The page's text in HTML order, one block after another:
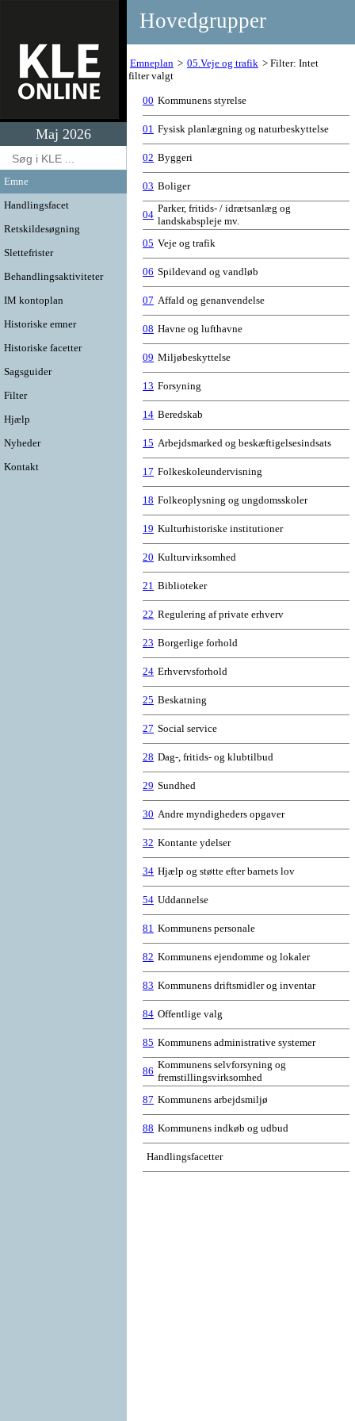
Maj 2026
Emne
Handlingsfacet
Retskildesøgning
Slettefrister
Behandlingsaktiviteter
IM kontoplan
Historiske emner
Historiske facetter
Sagsguider
Filter
Hjælp
Nyheder
Kontakt
Hovedgrupper
Emneplan 05.Veje og trafik
Filter: Intet
filter valgt
00 Kommunens styrelse
01 Fysisk planlægning og naturbeskyttelse
02 Byggeri
03 Boliger
04
Parker, fritids- / idrætsanlæg og
landskabspleje mv.
05 Veje og trafik
06 Spildevand og vandløb
07 Affald og genanvendelse
08 Havne og lufthavne
09 Miljøbeskyttelse
13 Forsyning
14 Beredskab
15 Arbejdsmarked og beskæftigelsesindsats
17 Folkeskoleundervisning
18 Folkeoplysning og ungdomsskoler
19 Kulturhistoriske institutioner
20 Kulturvirksomhed
21 Biblioteker
22 Regulering af private erhverv
23 Borgerlige forhold
24 Erhvervsforhold
25 Beskatning
27 Social service
28 Dag-, fritids- og klubtilbud
29 Sundhed
30 Andre myndigheders opgaver
32 Kontante ydelser
34 Hjælp og støtte efter barnets lov
54 Uddannelse
81 Kommunens personale
82 Kommunens ejendomme og lokaler
83 Kommunens driftsmidler og inventar
84 Offentlige valg
85 Kommunens administrative systemer
86
Kommunens selvforsyning og
fremstillingsvirksomhed
87 Kommunens arbejdsmiljø
88 Kommunens indkøb og udbud
Handlingsfacetter